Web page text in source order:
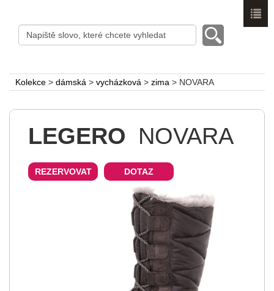
Kolekce > dámská > vycházková > zima > NOVARA
LEGERO NOVARA
REZERVOVAT DOTAZ